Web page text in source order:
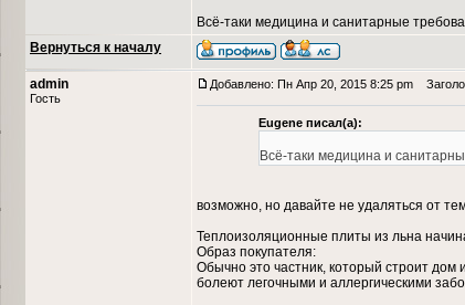
Всё-таки медицина и санитарные
Вернуться к началу
admin
Гость
Добавлено: Пн Апр 20, 2015 8:25 pm
Eugene писал(а):
Всё-таки медицина и
возможно, но давайте не удаляться от
Теплоизоляционные плиты из льна
Образ покупателя:
Обычно это частник, который строит дом
болеют легочными и аллергическими